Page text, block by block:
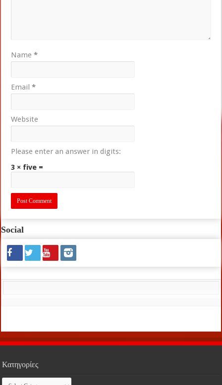
Name*
Email*
Website
Please enter an answer in digits:
3 × five =
Social
Κατηγορίες
Κατηγορίες